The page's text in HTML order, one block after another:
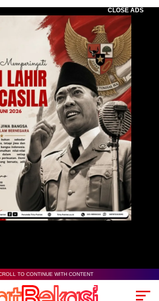
CLOSE ADS
TO CONTINUE WITH CONTENT